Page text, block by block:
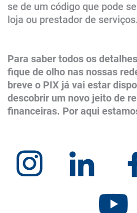
se de um código que pode
loja ou prestador de serviços.
Para saber todos os
fique de olho nas nossas
breve o PIX já vai estar
descobrir um novo jeito de
financeiras. Por aqui